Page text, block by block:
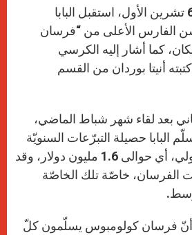
g
e
r
o
k
r
بعد ظهر يوم الجمعة 6 تشرين الأول، استقبل البابا
الفارس الأعلى من “فرسان
كما أشار إليه الكرسي
أنيتا بوردان من القسم
بعد لقاء شهر شباط الماضي،
البابا حصيلة التبرّعات السنويّة
لصالح الكرسي الرسولي، أي حوالى 1.6 مليون دولار، وقد
الفرسان، خاصّة تلك الخاصّة
أنّ فرسان كولومبوس يسلّمون كلّ